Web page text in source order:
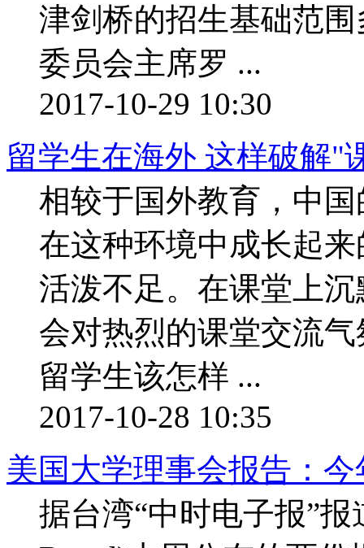
津剑桥的招生基础范
委员会主席罗 ...
2017-10-29 10:30
留学生在海外 这样破解"
相较于国外教育，中
在这种环境中成长起
活泼不足。在课堂上
会对热烈的课堂交流
留学生该怎样 ...
2017-10-28 10:35
美国大学理事会报告：
据台湾“中时电子报”